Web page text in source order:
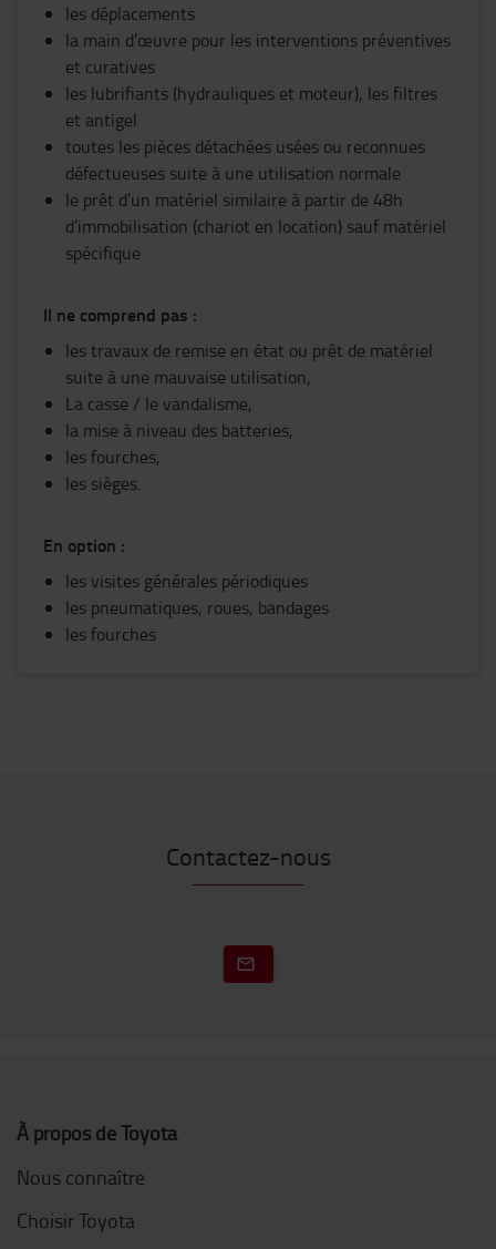
les déplacements
la main d’œuvre pour les interventions préventives
et curatives
les lubrifiants (hydrauliques et moteur), les filtres
et antigel
toutes les pièces détachées usées ou reconnues
défectueuses suite à une utilisation normale
le prêt d’un matériel similaire à partir de 48h
d’immobilisation (chariot en location) sauf matériel
spécifique
Il ne comprend pas :
les travaux de remise en état ou prêt de matériel
suite à une mauvaise utilisation,
La casse / le vandalisme,
la mise à niveau des batteries,
les fourches,
les sièges.
En option :
les visites générales périodiques
les pneumatiques, roues, bandages
les fourches
Contactez-nous
À propos de Toyota
Nous connaître
Choisir Toyota